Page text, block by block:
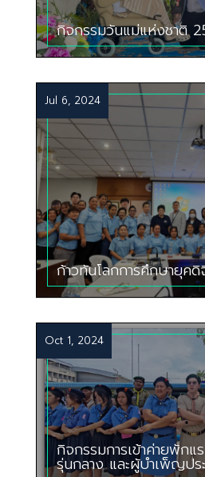
กิจกรรมวันแม่แห่งชาติ
ก้าวทันโลกการศึกษายุคดิ
Jul 6, 2024
กิจกรรมการเข้าค่ายพัก
รุ่นกลาง และผู้บำเพ็ญป
Oct 1, 2024